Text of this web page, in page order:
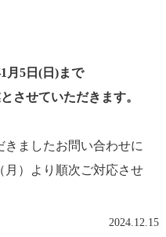
月5日(日)まで
させていただきます。
ましたお問い合わせに
月）より順次ご対応させ
2024.12.15